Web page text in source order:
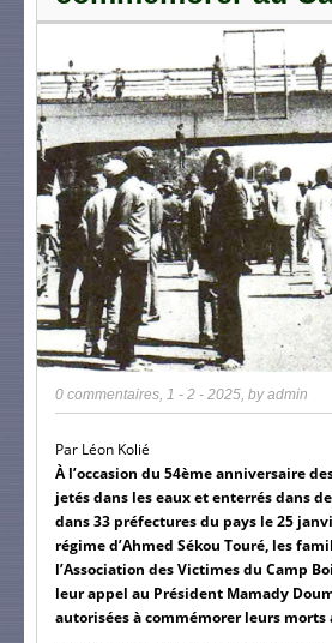
0 commentaires 1 - 2 - 2025 , byadmin
Par Léon Kolié
À l’occasion du 54ème anniversaire
jetés dans les eaux et enterrés dans
dans 33 préfectures du pays le 25
régime d’Ahmed Sékou Touré, les
l’Association des Victimes du Camp
leur appel au Président Mamady
autorisées à commémorer leurs morts